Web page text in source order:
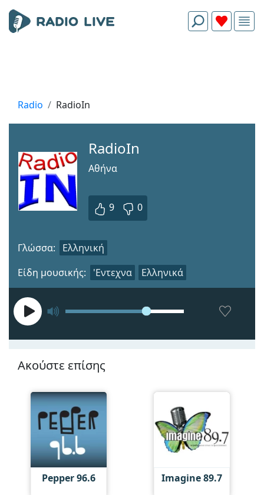
Radio RadioIn
RadioIn
Αθήνα
9 0
Είδη μουσικής: 'Εντεχνα Ελληνικά
Γλώσσα: Ελληνική
Ακούστε επίσης
Pepper 96.6 Imagine 89.7